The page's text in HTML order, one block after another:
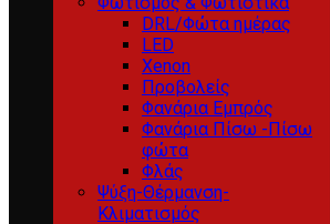
DRL/Φώτα ημέρας
LED
Xenon
Προβολείς
Φανάρια Εμπρός
Φανάρια Πίσω -Πίσω
φώτα
Φλάς
Ψύξη-Θέρμανση-
Κλιματισμός